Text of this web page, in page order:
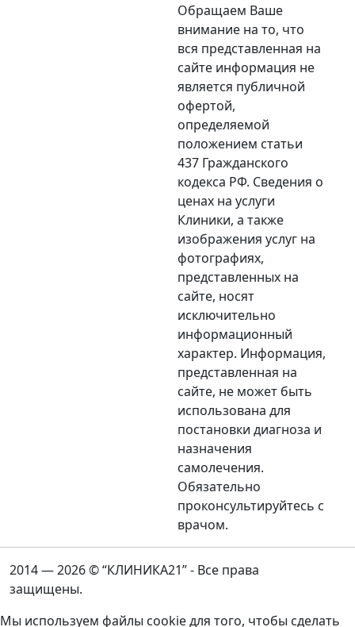
Обращаем Ваше
внимание на то, что
вся представленная на
сайте информация не
является публичной
офертой,
определяемой
положением статьи
437 Гражданского
кодекса РФ. Сведения о
ценах на услуги
Клиники, а также
изображения услуг на
фотографиях,
представленных на
сайте, носят
исключительно
информационный
характер. Информация,
представленная на
сайте, не может быть
использована для
постановки диагноза и
назначения
самолечения.
Обязательно
проконсультируйтесь с
врачом.
2014 — 2026 © “КЛИНИКА21” - Все права
защищены.
Мы используем файлы cookie для того, чтобы сделать